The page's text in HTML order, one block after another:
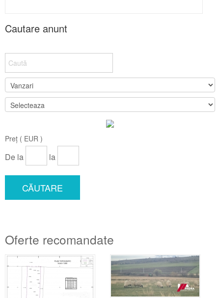
Cautare anunt
Preț ( EUR )
De la la
CĂUTARE
Oferte recomandate